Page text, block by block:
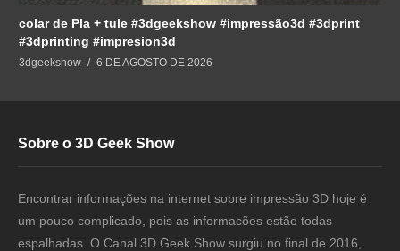
colar de Pla + tule #3dgeekshow #impressão3d #3dprint
#3dprinting #impresion3d
3dgeekshow 6 DE AGOSTO DE 2026
Sobre o 3D Geek Show
Encontrar informações na internet sobre impressão 3D hoje é
um pouco complicado, pois as informacões estão todas
espalhadas. O Canal 3D Geek Show surgiu no final de 2016,